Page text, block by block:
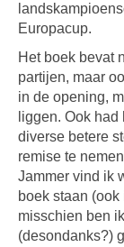
Europacup.
Het boek bevat
partijen, maar
in de opening,
liggen. Ook
diverse betere
remise te
Jammer vind ik
boek staan
misschien ben
(desondanks?)